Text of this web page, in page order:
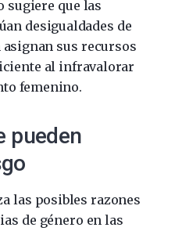
sugiere que las
desigualdades de
sus recursos
al infravalorar
femenino.
pueden
las posibles razones
de género en las